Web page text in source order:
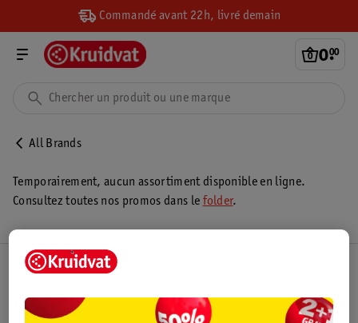
Commandé avant 22h, livré demain
0.
00
All Brands
Temporairement, aucun assortiment disponible en ligne.
Consultez toutes nos promos dans le folder.